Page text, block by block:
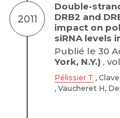
2011
Double-
DRB2 and
impact on
siRNA levels
Publié le 30
York, N.Y.) ,
Pélissier T ,
, Vaucheret H,